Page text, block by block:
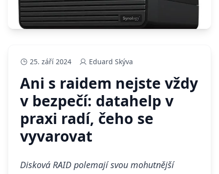
25. září 2024 Eduard Skýva
Ani s raidem nejste vždy
v bezpečí: datahelp v
praxi radí, čeho se
vyvarovat
Disková RAID polemají svou mohutnější